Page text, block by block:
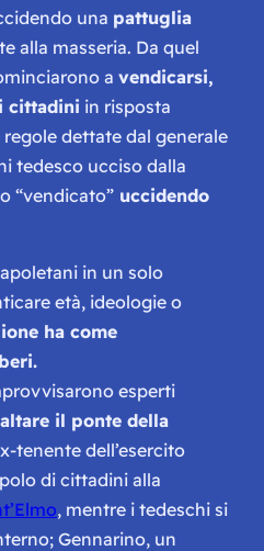
una pattuglia
alla masseria. Da quel
a vendicarsi,
cittadini in risposta
regole dettate dal generale
tedesco ucciso dalla
“vendicato” uccidendo
in un solo
età, ideologie o
ha come
esperti
il ponte della
tenente dell’esercito
di cittadini alla
, mentre i tedeschi si
Gennarino, un